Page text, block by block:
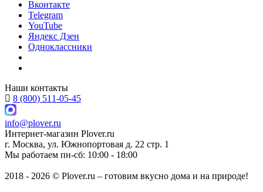
Вконтакте
Telegram
YouTube
Яндекс Дзен
Одноклассники
Наши контакты
8 (800) 511-05-45
info@plover.ru
Интернет-магазин Plover.ru
г. Москва, ул. Южнопортовая д. 22 стр. 1
Мы работаем пн-сб: 10:00 - 18:00
2018 - 2026 © Plover.ru – готовим вкусно дома и на природе!